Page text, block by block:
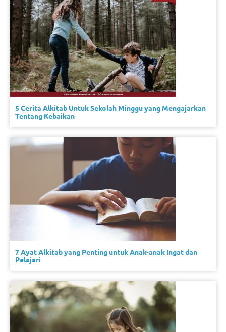
5 Cerita Alkitab Untuk Sekolah Minggu yang Mengajarkan
Tentang Kebaikan
7 Ayat Alkitab yang Penting untuk Anak-anak Ingat dan
Pelajari